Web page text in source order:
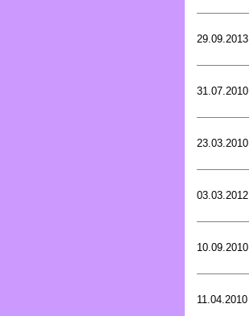
29.09.2013
31.07.2010
23.03.2010
03.03.2012
10.09.2010
11.04.2010